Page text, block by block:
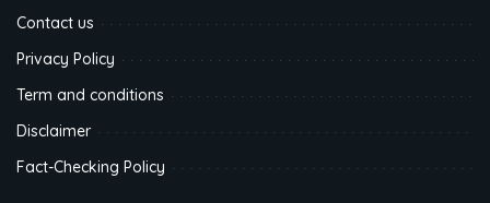
Contact us
Privacy Policy
Term and conditions
Disclaimer
Fact-Checking Policy